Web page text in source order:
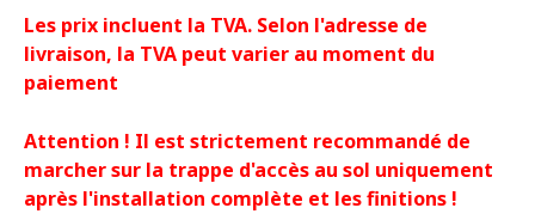
Les prix incluent la TVA. Selon l'adresse de
livraison, la TVA peut varier au moment du
paiement
Attention ! Il est strictement recommandé de
marcher sur la trappe d'accès au sol uniquement
après l'installation complète et les finitions !